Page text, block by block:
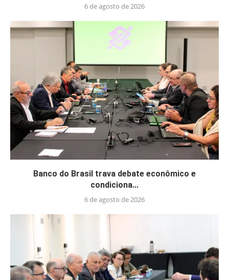
6 de agosto de 2026
Banco do Brasil trava debate econômico e
condiciona...
6 de agosto de 2026